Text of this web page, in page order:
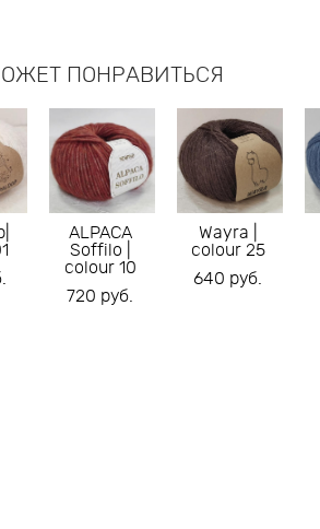
ПОНРАВИТЬСЯ
ALPACA
Soffilo |
colour 10
720 pуб.
Wayra |
colour 25
640 pуб.